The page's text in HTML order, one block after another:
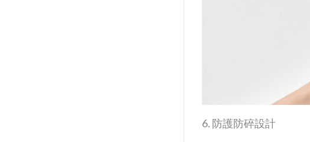
6. 防護防碎設計